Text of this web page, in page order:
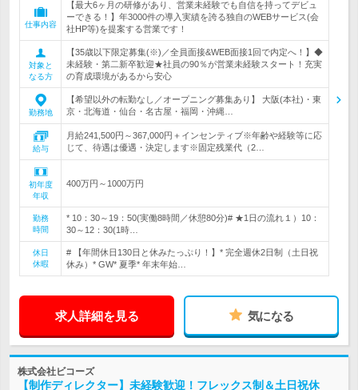
仕事内容
【最大6ヶ月の研修があり、営業未経験でも自信を持ってデビュ
ーできる！】年3000件の導入実績を誇る独自のWEBサービス(会
社HP等)を提案する営業です！
対象と
なる方
【35歳以下限定募集(※)／全員面接&WEB面接1回で内定へ！】◆
未経験・第二新卒歓迎★社員の90％が営業未経験スタート！充実
の育成環境があるから安心
勤務地
【希望以外の転勤なし／オープニング募集あり】 大阪(本社)・東
京・北海道・仙台・名古屋・福岡・沖縄…
給与
月給241,500円～367,000円＋インセンティブ※年齢や経験等に応
じて、待遇は優遇・決定します※固定残業代（2…
初年度
年収
400万円～1000万円
勤務
時間
* 10：30～19：50(実働8時間／休憩80分)# ★1日の流れ１）10：
30～12：30(1時…
休日
休暇
# 【年間休日130日と休みたっぷり！】* 完全週休2日制（土日祝
休み）* GW* 夏季* 年末年始…
求人詳細を見る 気になる
株式会社ビコーズ
【制作ディレクター】未経験歓迎！フレックス制＆土日祝休